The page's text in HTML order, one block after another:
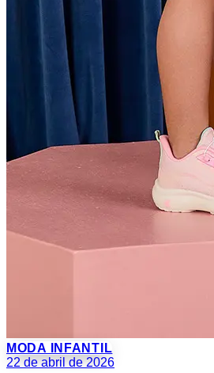
MODA INFANTIL
22 de abril de 2026